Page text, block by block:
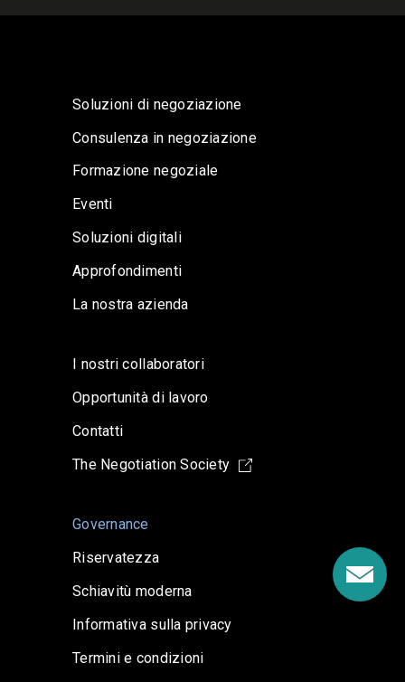
Soluzioni di negoziazione
Consulenza in negoziazione
Formazione negoziale
Eventi
Soluzioni digitali
Approfondimenti
La nostra azienda
I nostri collaboratori
Opportunità di lavoro
Contatti
The Negotiation Society
Governance
Riservatezza
Schiavitù moderna
Informativa sulla privacy
Termini e condizioni